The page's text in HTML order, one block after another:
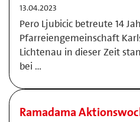
13.04.2023
Pero Ljubicic betreute 14
Pfarreiengemeinschaft
Lichtenau in dieser Zeit
bei …
Ramadama